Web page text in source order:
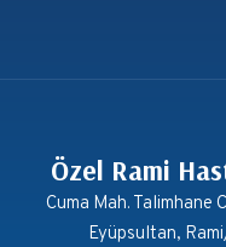
Özel Rami
Cuma Mah. Talimhane
Eyüpsultan,